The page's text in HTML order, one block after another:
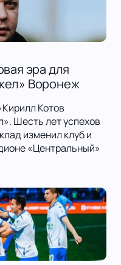
эра для
Воронеж
Котов
Шесть лет успехов
изменил клуб и
«Центральный»